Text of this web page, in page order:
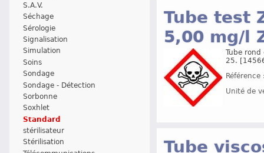
S.A.V.
Séchage
Sérologie
Signalisation
Simulation
Soins
Sondage
Sondage - Détection
Sorbonne
Soxhlet
Standard
stérilisateur
Stérilisation
Tube test
5,00 mg/l
Tube
25.
Unité de
Tube